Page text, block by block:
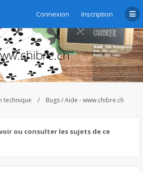
Connexion Inscription
technique Bugs / Aide - www.chibre.ch
ou consulter les sujets de ce